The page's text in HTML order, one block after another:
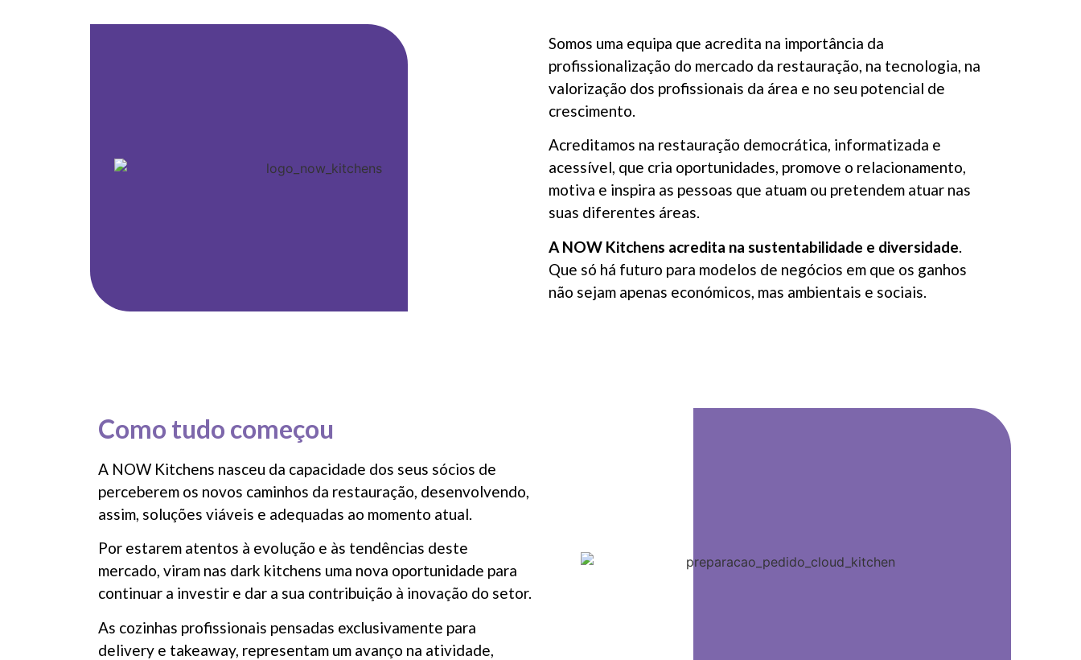
Somos uma equipa que acredita na importância da
profissionalização do mercado da restauração, na tecnologia, na
valorização dos profissionais da área e no seu potencial de
crescimento.
Acreditamos na restauração democrática, informatizada e
acessível, que cria oportunidades, promove o relacionamento,
motiva e inspira as pessoas que atuam ou pretendem atuar nas
suas diferentes áreas.
A NOW Kitchens acredita na sustentabilidade e diversidade.
Que só há futuro para modelos de negócios em que os ganhos
não sejam apenas económicos, mas ambientais e sociais.
Como tudo começou
A NOW Kitchens nasceu da capacidade dos seus sócios de
perceberem os novos caminhos da restauração, desenvolvendo,
assim, soluções viáveis e adequadas ao momento atual.
Por estarem atentos à evolução e às tendências deste
mercado, viram nas dark kitchens uma nova oportunidade para
continuar a investir e dar a sua contribuição à inovação do setor.
As cozinhas profissionais pensadas exclusivamente para
delivery e takeaway, representam um avanço na atividade,